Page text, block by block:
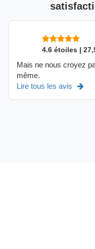
4.6 étoiles |
Mais ne nous croyez
même.
Lire tous les avis